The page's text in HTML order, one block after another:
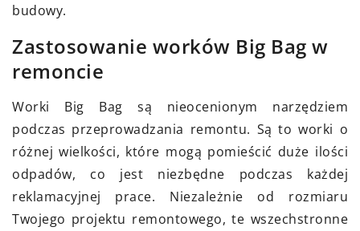
budowy.
Zastosowanie worków Big Bag w
remoncie
Worki Big Bag są nieocenionym narzędziem
podczas przeprowadzania remontu. Są to worki o
różnej wielkości, które mogą pomieścić duże ilości
odpadów, co jest niezbędne podczas każdej
reklamacyjnej prace. Niezależnie od rozmiaru
Twojego projektu remontowego, te wszechstronne